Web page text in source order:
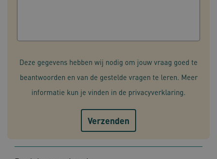
Deze gegevens hebben wij nodig om jouw vraag goed te
beantwoorden en van de gestelde vragen te leren. Meer
informatie kun je vinden in de privacyverklaring.